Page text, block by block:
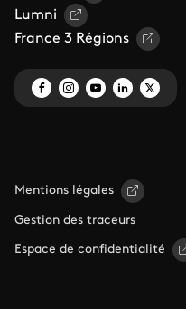
Lumni
France 3 Régions
Mentions légales
Gestion des traceurs
Espace de confidentialité